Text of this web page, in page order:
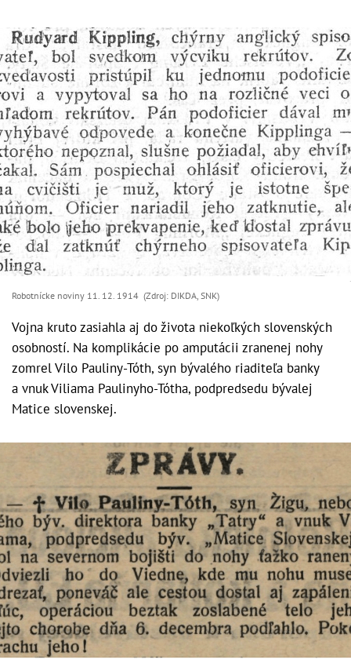
Robotnícke noviny 11. 12. 1914 (Zdroj: DIKDA, SNK)
Vojna kruto zasiahla aj do života niekoľkých slovenských
osobností. Na komplikácie po amputácii zranenej nohy
zomrel Vilo Pauliny-Tóth, syn bývalého riaditeľa banky
a vnuk Viliama Paulinyho-Tótha, podpredsedu bývalej
Matice slovenskej.